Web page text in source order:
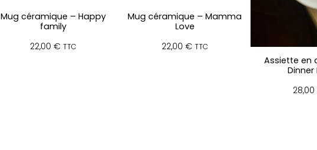
Mug céramique – Happy
family
22,00 € TTC
Mug céramique – Mamma
Love
22,00 € TTC
Assiette en
Dinner
28,00